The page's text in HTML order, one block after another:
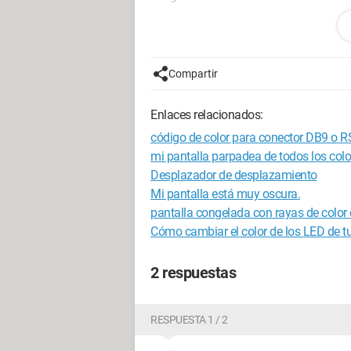
Además, Windows 7 64 bits, ya
Por lo demás, no sé qué más decir,
He hecho una captura de pantalla:
https://sendvid.com/vak1qzf5
Muchas gracias
Compartir
Enlaces relacionados:
código de color para conector DB9 o
mi pantalla parpadea de todos los
Desplazador de desplazamiento
Mi pantalla está muy oscura.
pantalla congelada con rayas de
Cómo cambiar el color de los LED de
2 respuestas
RESPUESTA 1 / 2